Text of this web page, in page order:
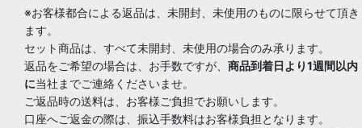
※お客様都合による返品は、未開封、未使用のものに限らせて頂き
ます。
セット商品は、すべて未開封、未使用の場合のみ承ります。
返品をご希望の場合は、お手数ですが、 商品到着日より1週間以内
に当社までご連絡くださいませ。
ご返品時の送料は、お客様ご負担でお願いします。
口座へご返金の際は、振込手数料はお客様負担となります。